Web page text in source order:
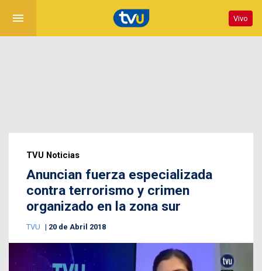
menu Vivo
TVU Noticias
Anuncian fuerza especializada
contra terrorismo y crimen
organizado en la zona sur
TVU 20 de Abril 2018